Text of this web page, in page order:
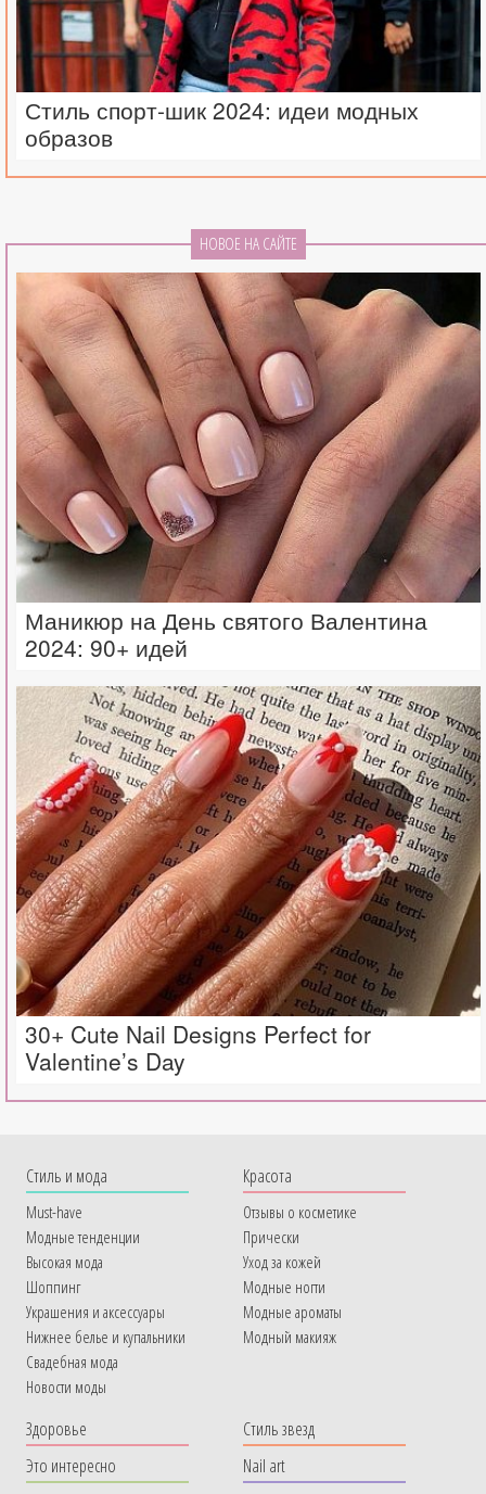
Стиль спорт-шик 2024: идеи модных
образов
НОВОЕ НА САЙТЕ
Маникюр на День святого Валентина
2024: 90+ идей
30+ Cute Nail Designs Perfect for
Valentine’s Day
Cтиль и мода
Must-have
Модные тенденции
Высокая мода
Шоппинг
Украшения и аксессуары
Нижнее белье и купальники
Свадебная мода
Новости моды
Красота
Отзывы о косметике
Прически
Уход за кожей
Модные ногти
Модные ароматы
Модный макияж
Здоровье
Это интересно
Стиль звезд
Nail art